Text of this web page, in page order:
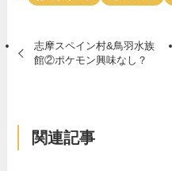
志摩スペイン村&鳥羽水族
館②ポケモン興味なし？
関連記事